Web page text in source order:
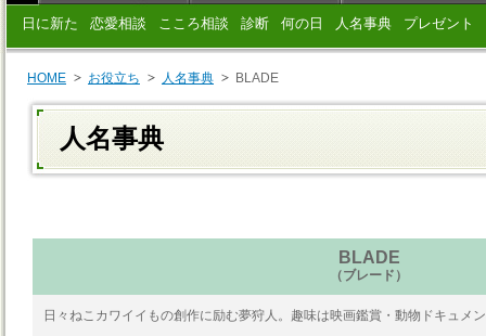
日に新た 恋愛相談 こころ相談 診断 何の日 人名事典 プレゼント
HOME お役立ち 人名事典 BLADE
人名事典
BLADE
（ブレード）
日々ねこカワイイもの創作に励む夢狩人。趣味は映画鑑賞・動物ドキュメ